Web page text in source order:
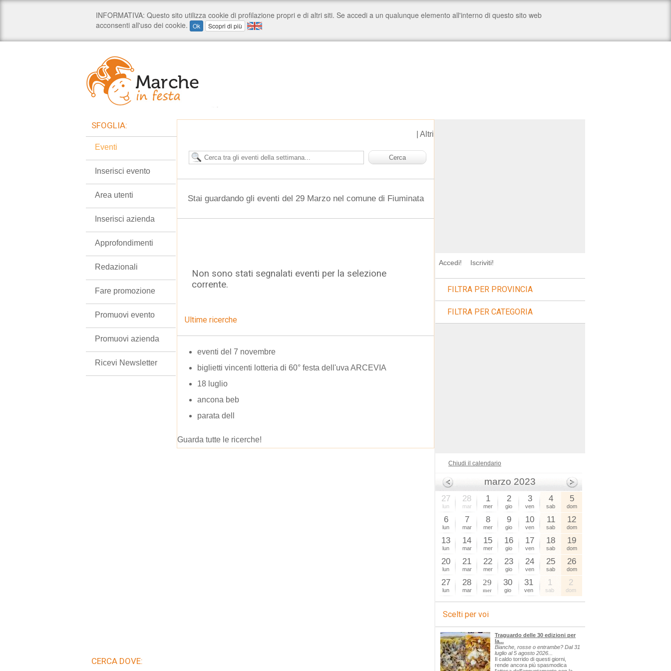
Altri
Stai guardando gli eventi del 29 Marzo nel comune di Fiuminata
Non sono stati segnalati eventi per la selezione
corrente.
Ultime ricerche
eventi del 7 novembre
biglietti vincenti lotteria di 60° festa dell'uva ARCEVIA
18 luglio
ancona beb
parata dell
Guarda tutte le ricerche!
SFOGLIA:
Eventi
Inserisci evento
Area utenti
Inserisci azienda
Approfondimenti
Redazionali
Fare promozione
Promuovi evento
Promuovi azienda
Ricevi Newsletter
CERCA DOVE:
Accedi! Iscriviti!
FILTRA PER PROVINCIA
FILTRA PER CATEGORIA
Chiudi il calendario
marzo 2023
27
lun
28
mar
1
mer
2
gio
3
ven
4
sab
5
dom
6
lun
7
mar
8
mer
9
gio
10
ven
11
sab
12
dom
13
lun
14
mar
15
mer
16
gio
17
ven
18
sab
19
dom
20
lun
21
mar
22
mer
23
gio
24
ven
25
sab
26
dom
27
lun
28
mar
29
mer
30
gio
31
ven
1
sab
2
dom
Scelti per voi
Traguardo delle 30 edizioni per
la...
Bianche, rosse o entrambe? Dal 31
luglio al 5 agosto 2026...
Il caldo torrido di questi giorni,
rende ancora più spasmodica